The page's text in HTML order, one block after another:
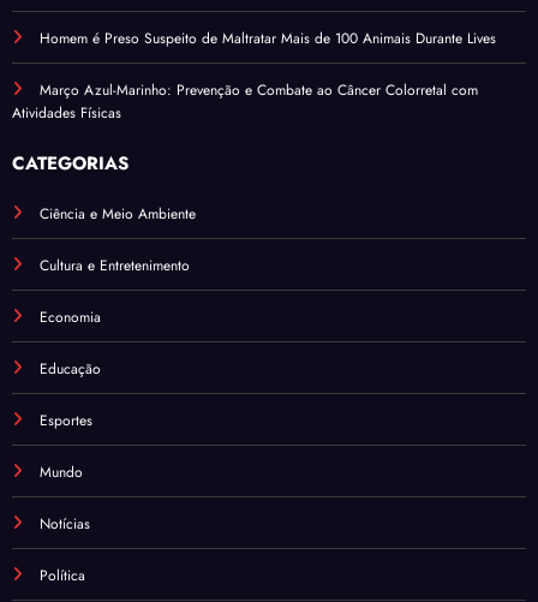
Homem é Preso Suspeito de Maltratar Mais de 100 Animais Durante Lives
Março Azul-Marinho: Prevenção e Combate ao Câncer Colorretal com
Atividades Físicas
CATEGORIAS
Ciência e Meio Ambiente
Cultura e Entretenimento
Economia
Educação
Esportes
Mundo
Notícias
Política